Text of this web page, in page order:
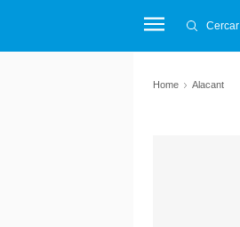
Cercar
Home Alacant